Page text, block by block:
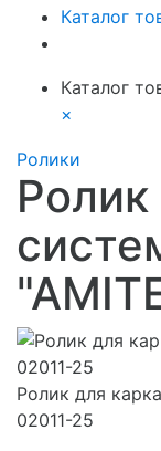
Каталог
Каталог
×
Ролики
Ролик для
02011-25